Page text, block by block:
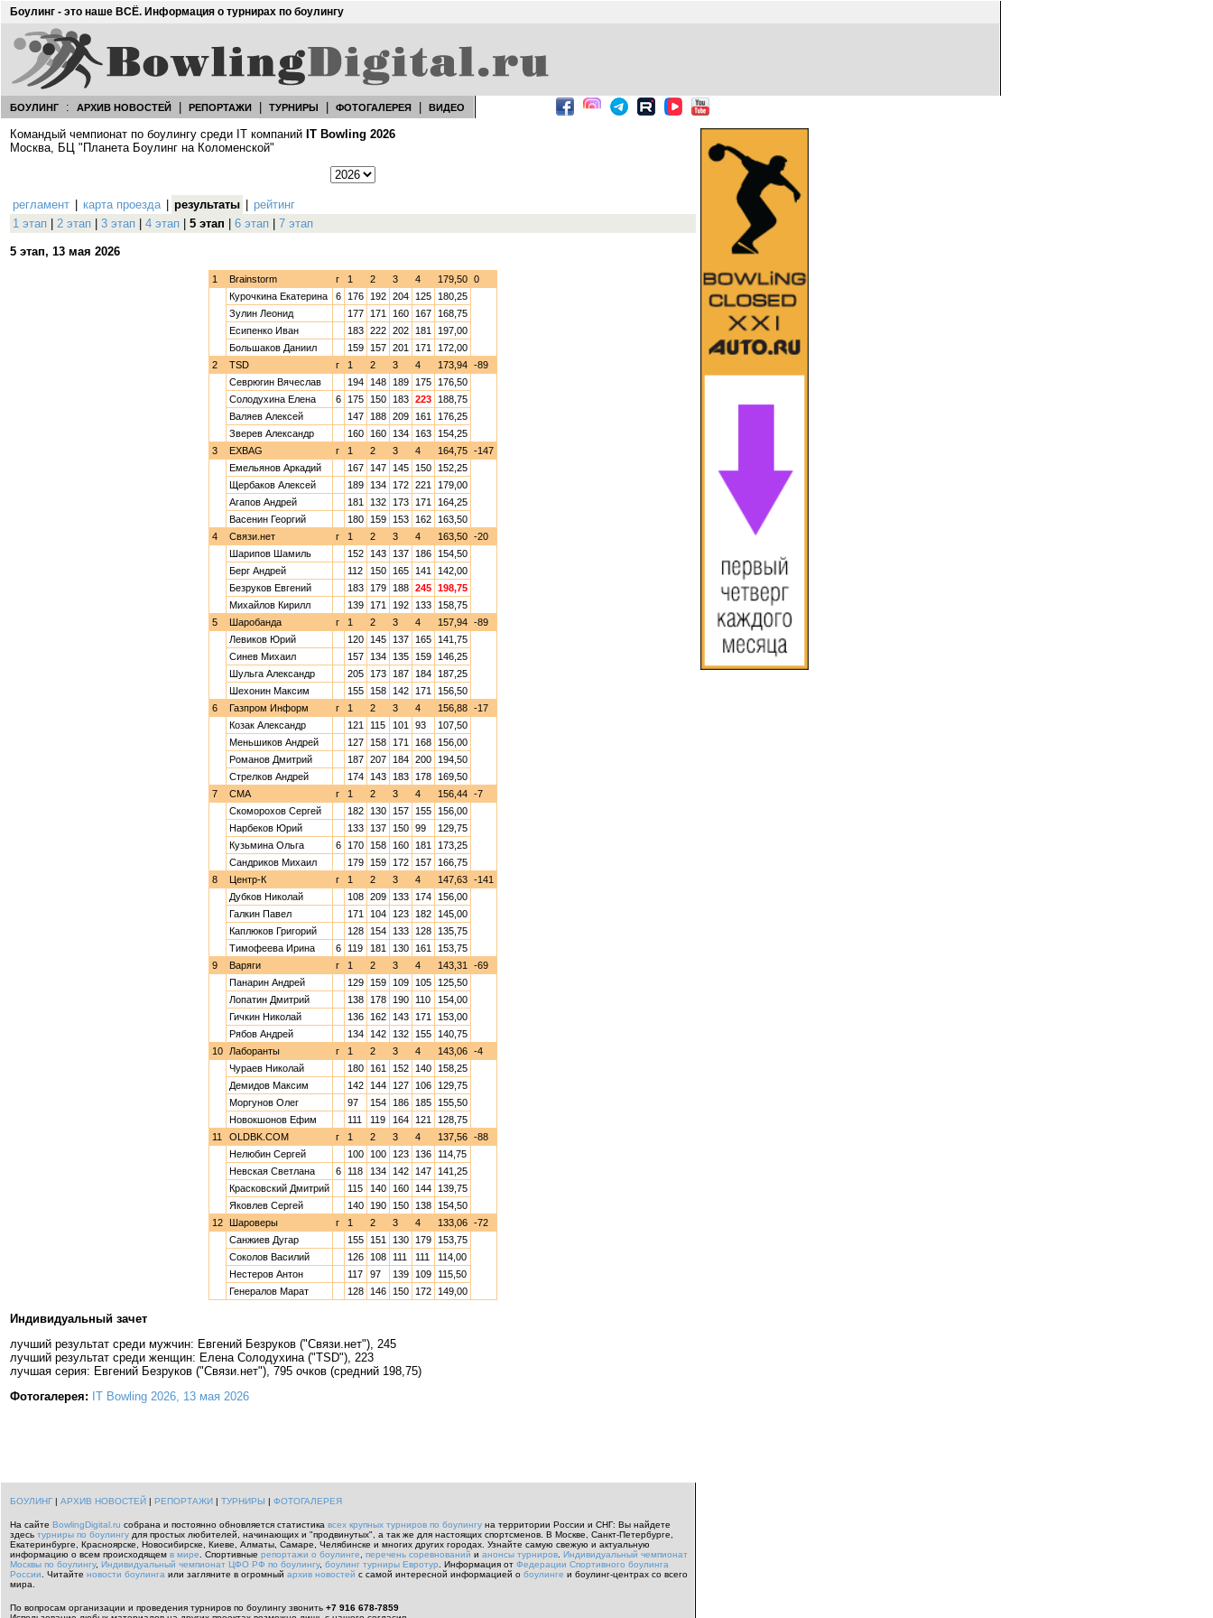
Боулинг - это наше ВСЁ. Информация о турнирах по боулингу
БОУЛИНГ : АРХИВ НОВОСТЕЙ РЕПОРТАЖИ ТУРНИРЫ ФОТОГАЛЕРЕЯ ВИДЕО
Командый чемпионат по боулингу среди IT компаний IT Bowling 2026
Москва, БЦ "Планета Боулинг на Коломенской"
регламент карта проезда результаты
рейтинг
1 этап
2 этап 3 этап 4 этап 5 этап 6 этап 7 этап
5 этап, 13 мая 2026
1 Brainstorm г 1 2 3 4 179,50 0
Курочкина Екатерина
6 176 192 204 125
180,25
Зулин Леонид
177 171 160 167
168,75
Есипенко Иван
183 222 202 181
197,00
Большаков Даниил
159 157 201 171
172,00
2
TSD г 1 2 3 4 173,94 -89
Севрюгин Вячеслав
194 148 189 175
176,50
Солодухина Елена
6 175 150 183 223
188,75
Валяев Алексей
147 188 209 161
176,25
Зверев Александр
160 160 134 163
154,25
3
EXBAG г 1 2 3 4 164,75 -147
Емельянов Аркадий
167 147 145 150
152,25
Щербаков Алексей
189 134 172 221
179,00
Агапов Андрей
181 132 173 171
164,25
Васенин Георгий
180 159 153 162
163,50
4
Связи.нет г 1 2 3 4 163,50 -20
Шарипов Шамиль
152 143 137 186
154,50
Берг Андрей
112 150 165 141
142,00
Безруков Евгений
183 179 188 245 198,75
Михайлов Кирилл
139 171 192 133
158,75
5
Шаробанда г 1 2 3 4 157,94 -89
Левиков Юрий
120 145 137 165
141,75
Синев Михаил
157 134 135 159
146,25
Шульга Александр
205 173 187 184
187,25
Шехонин Максим
155 158 142 171
156,50
6
Газпром Информ г 1 2 3 4 156,88 -17
Козак Александр
121 115 101 93
107,50
Меньшиков Андрей
127 158 171 168
156,00
Романов Дмитрий
187 207 184 200
194,50
Стрелков Андрей
174 143 183 178
169,50
7
CMA г 1 2 3 4 156,44 -7
Скоморохов Сергей
182 130 157 155
156,00
Нарбеков Юрий
133 137 150 99
129,75
Кузьмина Ольга
6 170 158 160 181
173,25
Сандриков Михаил
179 159 172 157
166,75
8
Центр-К г 1 2 3 4 147,63 -141
Дубков Николай
108 209 133 174
156,00
Галкин Павел
171 104 123 182
145,00
Каплюков Григорий
128 154 133 128
135,75
Тимофеева Ирина
6 119 181 130 161
153,75
9
Варяги г 1 2 3 4 143,31
-69
Панарин Андрей
129 159 109 105
125,50
Лопатин Дмитрий
138 178 190 110
154,00
Гичкин Николай
136 162 143 171
153,00
Рябов Андрей
134 142 132 155
140,75
10
Лаборанты г 1 2 3 4 143,06 -4
Чураев Николай
180 161 152 140
158,25
Демидов Максим
142 144 127 106
129,75
Моргунов Олег
97 154 186 185
155,50
Новокшонов Ефим
111 119 164 121
128,75
11
OLDBK.COM г 1 2 3 4 137,56 -88
Нелюбин Сергей
100 100 123 136
114,75
Невская Светлана
6 118 134 142 147
141,25
Красковский Дмитрий
115 140 160 144
139,75
Яковлев Сергей
140 190 150 138
154,50
12 Шароверы г 1 2 3 4 133,06 -72
Санжиев Дугар
155 151 130 179
153,75
Соколов Василий
126 108 111 111
114,00
Нестеров Антон
117 97 139 109
115,50
Генералов Марат
128 146 150 172 149,00
Индивидуальный зачет
лучший результат среди мужчин: Евгений Безруков ("Связи.нет"), 245
лучший результат среди женщин: Елена Солодухина ("TSD"), 223
​​​лучшая серия: Евгений Безруков ("Связи.нет"), 795 очков (средний 198,75)
Фотогалерея: IT Bowling 2026, 13 мая 2026
БОУЛИНГ| АРХИВ НОВОСТЕЙ | РЕПОРТАЖИ | ТУРНИРЫ | ФОТОГАЛЕРЕЯ
На сайте BowlingDigital.ru собрана и постоянно обновляется статистика всех крупных турниров по боулингу на территории России и СНГ: Вы найдете
здесь турниры по боулингу для простых любителей, начинающих и "продвинутых", а так же для настоящих спортсменов. В Москве, Санкт-Петербурге,
Екатеринбурге, Красноярске, Новосибирске, Киеве, Алматы, Самаре, Челябинске и многих других городах. Узнайте самую свежую и актуальную
информацию о всем происходящем в мире Спортивные репортажи о боулинге перечень соревнований и анонсы турниров Индивидуальный чемпионат
Москвы по боулингу, Индивидуальный чемпионат ЦФО РФ по боулингу, боулинг турниры Евротур . Информация от Федерации Спортивного боулинга
России
Читайте новости боулинга или загляните в огромный архив новостей с самой интересной информацией о боулинге и боулинг-центрах со всего
мира.
По вопросам организации и проведения турниров по боулингу звонить +7 916 678-7859